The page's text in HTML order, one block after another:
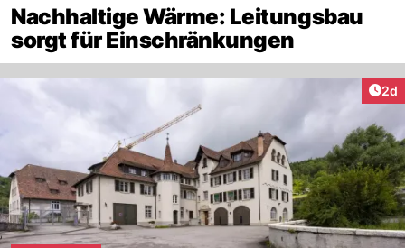
Nachhaltige Wärme: Leitungsbau
sorgt für Einschränkungen
2d